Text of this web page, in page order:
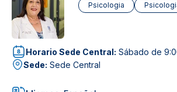
Centros de Excelencia
Servicios 24/7
Servicios Especializados
Información para el Paciente
Sobre nosotros
Psicologia
Horario Sede Central: Sábado de
Sede: Sede Central